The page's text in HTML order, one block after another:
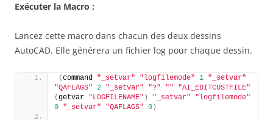
Exécuter la Macro :
Lancez cette macro dans chacun des deux dessins
AutoCAD. Elle générera un fichier log pour chaque dessin.
(command "_setvar" "logfilemode" 1 "_setvar"
"QAFLAGS" 2 "_setvar" "?" ""
"AI_EDITCUSTFILE"
(getvar "LOGFILENAME" ) "_setvar"
"logfilemode"
0 "_setvar" "QAFLAGS" 0 )